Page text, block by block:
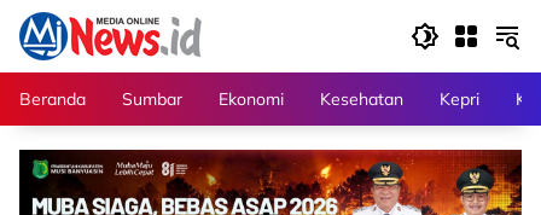
Langsung
konten
Beranda
Sumbar Ekonomi Kesehatan Kepri